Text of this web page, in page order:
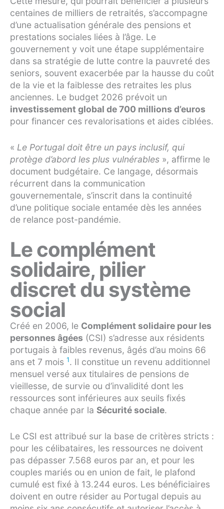
centaines de milliers de retraités, s’accompagne
d’une actualisation générale des pensions et
prestations sociales liées à l’âge. Le
gouvernement y voit une étape supplémentaire
dans sa stratégie de lutte contre la pauvreté des
seniors, souvent exacerbée par la hausse du coût
de la vie et la faiblesse des retraites les plus
anciennes. Le budget 2026 prévoit un
investissement global de 700 millions d’euros
pour financer ces revalorisations et aides ciblées.
« Le Portugal doit être un pays inclusif, qui
protège d’abord les plus vulnérables », affirme le
document budgétaire. Ce langage, désormais
récurrent dans la communication
gouvernementale, s’inscrit dans la continuité
d’une politique sociale entamée dès les années
de relance post-pandémie.
Le complément
solidaire, pilier
discret du système
social
Créé en 2006, le Complément solidaire pour les
personnes âgées (CSI) s’adresse aux résidents
portugais à faibles revenus, âgés d’au moins 66
ans et 7 mois 1. Il constitue un revenu additionnel
mensuel versé aux titulaires de pensions de
vieillesse, de survie ou d’invalidité dont les
ressources sont inférieures aux seuils fixés
chaque année par la Sécurité sociale.
Le CSI est attribué sur la base de critères stricts :
pour les célibataires, les ressources ne doivent
pas dépasser 7.568 euros par an, et pour les
couples mariés ou en union de fait, le plafond
cumulé est fixé à 13.244 euros. Les bénéficiaires
doivent en outre résider au Portugal depuis au